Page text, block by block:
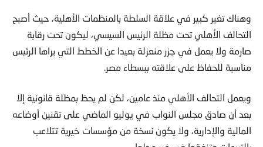
التحالف الأهلي تحت مظلة الرئيس السيسي، ليكون تحت رقابة
صارمة ولا يعمل في جزر منعزلة بعيدا عن الخطط التي يراها الرئيس
مناسبة للحفاظ على علاقته ببسطاء مصر.
بعد أن صادق مجلس النواب في يوليو الماضي على تقنين أوضاعه
المالية والإدارية، ولا يكون نسخة من مؤسسات خيرية تتلاعب
بالتبرعات وتنفقها في غير محلها.